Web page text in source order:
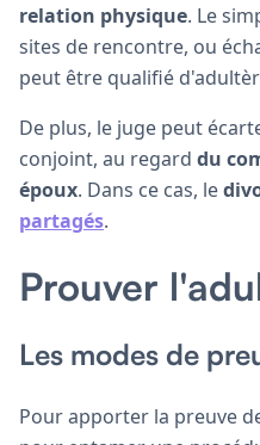
relation physique. Le
sites de rencontre, ou
peut être qualifié
De plus, le juge peut
conjoint, au regard du
époux. Dans ce cas, le
partagés.
Prouver
Les modes de
Pour apporter la preuve